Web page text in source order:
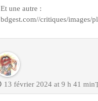
Et une autre :
bdgest.com//critiques/images/
13 février 2024 at 9 h 41 min